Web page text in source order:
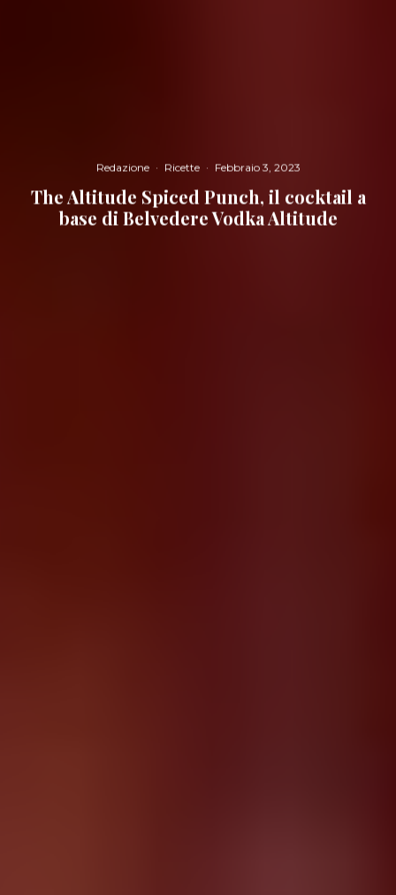
Redazione · Ricette · Febbraio 3, 2023
The Altitude Spiced Punch, il cocktail a
base di Belvedere Vodka Altitude